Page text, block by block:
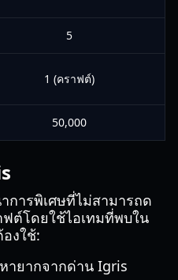
5
1 (คราฟต์)
50,000
การพิเศษที่ไม่สามารถด
ต์โดยใช้ไอเทมที่พบใน
งใช้:
ายากจากด่าน Igris